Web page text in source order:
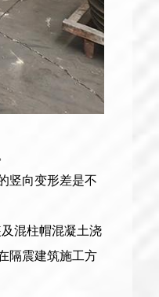
竖向变形差是不
混柱帽混凝土浇
隔震建筑施工方